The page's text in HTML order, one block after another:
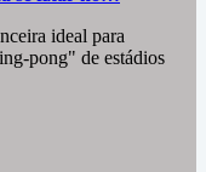
ideal para
pong" de estádios